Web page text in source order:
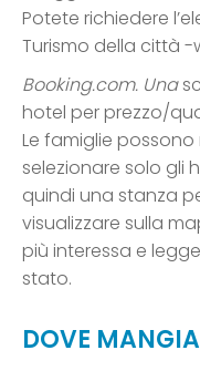
Potete richiedere
Turismo della città
Booking.com. Una
hotel per prezzo/
Le famiglie
selezionare solo gli
quindi una stanza
visualizzare sulla
più interessa e
stato.
DOVE